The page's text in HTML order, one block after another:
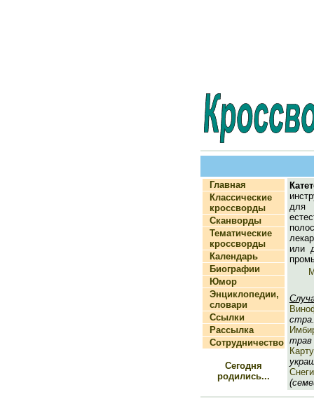
Главная
Классические
кроссворды
Сканворды
Тематические
кроссворды
Календарь
Биографии
Юмор
Энциклопедии,
словари
Ссылки
Рассылка
Сотрудничество
Сегодня
родились...
или
трав